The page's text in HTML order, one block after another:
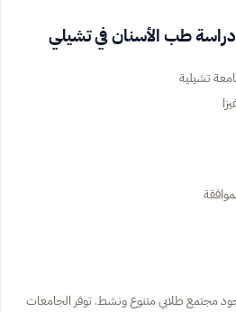
دراسة طب الأسنان في تشيلي
تشيلية
مجتمع طلابي متنوع ونشط. توفر الجامعات